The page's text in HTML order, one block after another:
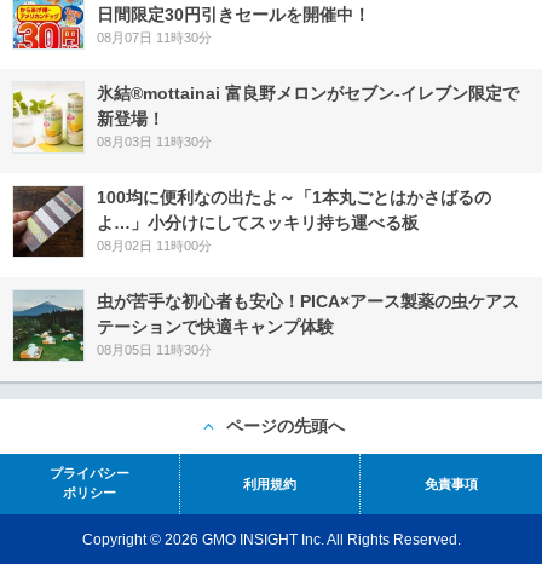
日間限定30円引きセールを開催中！
08月07日 11時30分
氷結®mottainai 富良野メロンがセブン‐イレブン限定で
新登場！
08月03日 11時30分
100均に便利なの出たよ～「1本丸ごとはかさばるの
よ…」小分けにしてスッキリ持ち運べる板
08月02日 11時00分
虫が苦手な初心者も安心！PICA×アース製薬の虫ケアス
テーションで快適キャンプ体験
08月05日 11時30分
ページの先頭へ
プライバシー
ポリシー
利用規約 免責事項
Copyright © 2026 GMO INSIGHT Inc. All Rights Reserved.